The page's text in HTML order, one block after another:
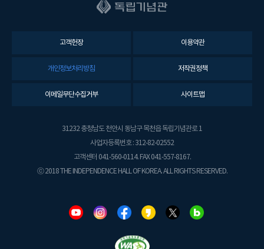
고객헌장 이용약관
개인정보처리방침 저작권정책
이메일무단수집거부 사이트맵
31232 충청남도 천안시 동남구 목천읍 독립기념관로 1
사업자등록번호 : 312-82-02552
고객센터 041-560-0114. FAX 041-557-8167.
ⓒ 2018 THE INDEPENDENCE HALL OF KOREA. ALL RIGHTS RESERVED.